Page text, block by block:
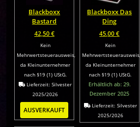
Blackboxx
Bastard
42,50€
Kein
Mehrwertsteuerausweis,
da Kleinunternehmer
nach §19 (1) UStG.
Lieferzeit:Silvester
2025/2026
AUSVERKAUFT
Blackboxx Das
Ding
45,00€
Kein
Mehrwertsteuerausweis,
da Kleinunternehmer
nach §19 (1) UStG.
Erhältlich ab: 29.
Dezember 2025
Lieferzeit: Silvester
2025/2026